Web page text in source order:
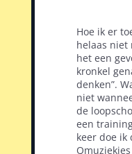
Hoe ik er
helaas niet
het een
kronkel
denken”.
niet
de
een
keer doe ik